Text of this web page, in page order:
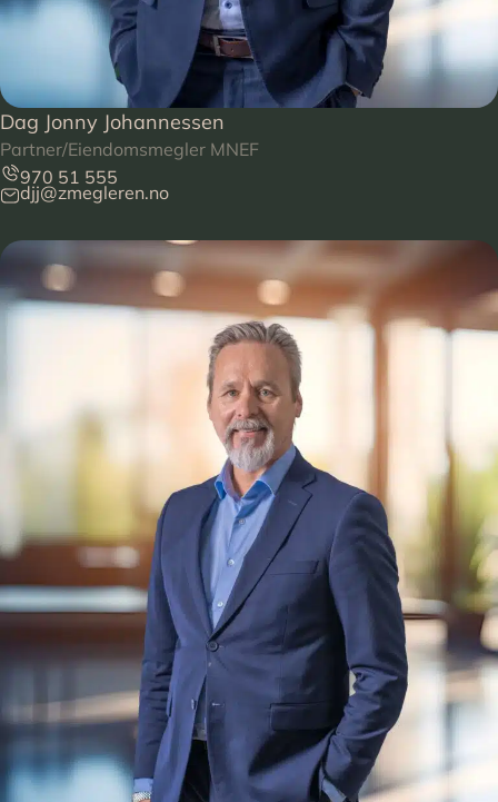
Dag Jonny Johannessen
Partner/Eiendomsmegler MNEF
970 51 555
djj@zmegleren.no